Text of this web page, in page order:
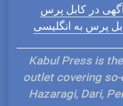
در کابل پرس
پرس به انگلیسی
Kabul Press is
outlet covering
Hazaragi, Dari,